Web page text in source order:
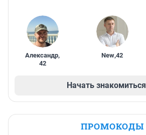
Александр,
42
New,42
Начать знакомиться
ПРОМОКОДЫ